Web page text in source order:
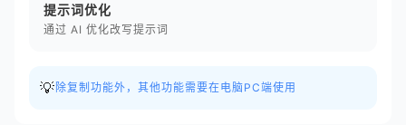
提示词优化
通过 AI 优化改写提示词
💡 除复制功能外，其他功能需要在电脑PC端使用